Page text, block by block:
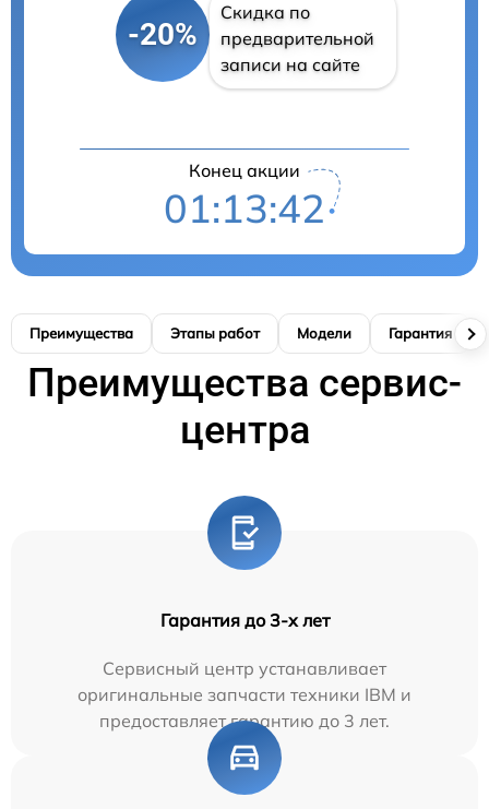
-20%
Скидка по
предварительной
записи на сайте
Конец акции
01:13:41
Преимущества Этапы работ Модели Гарантия
Преимущества сервис-
центра
Гарантия до 3-х лет
Сервисный центр устанавливает
оригинальные запчасти техники IBM и
предоставляет гарантию до 3 лет.